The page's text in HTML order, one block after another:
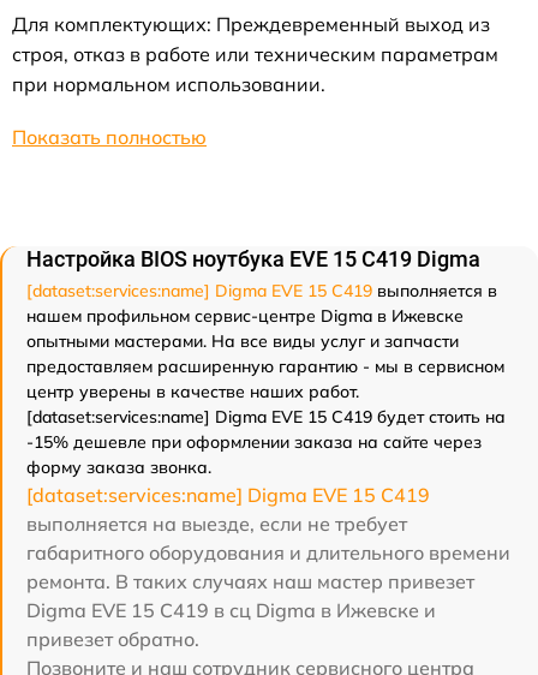
Для комплектующих: Преждевременный выход из
строя, отказ в работе или техническим параметрам
при нормальном использовании.
Показать полностью
Настройка BIOS ноутбука EVE 15 C419 Digma
[dataset:services:name] Digma EVE 15 C419 выполняется в
нашем профильном сервис-центре Digma в Ижевске
опытными мастерами. На все виды услуг и запчасти
предоставляем расширенную гарантию - мы в сервисном
центр уверены в качестве наших работ.
[dataset:services:name] Digma EVE 15 C419 будет стоить на
-15% дешевле при оформлении заказа на сайте через
форму заказа звонка.
[dataset:services:name] Digma EVE 15 C419
выполняется на выезде, если не требует
габаритного оборудования и длительного времени
ремонта. В таких случаях наш мастер привезет
Digma EVE 15 C419 в сц Digma в Ижевске и
привезет обратно.
Позвоните и наш сотрудник сервисного центра